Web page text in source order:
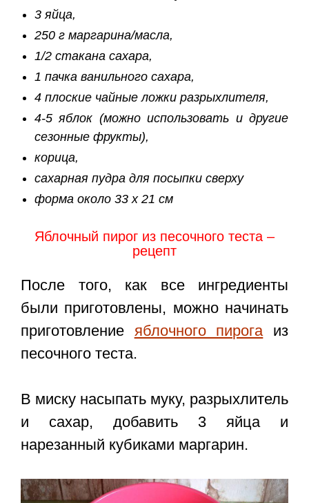
3 яйца,
250 г маргарина/масла,
1/2 стакана сахара,
1 пачка ванильного сахара,
4 плоские чайные ложки разрыхлителя,
4-5 яблок (можно использовать и другие
сезонные фрукты),
корица,
сахарная пудра для посыпки сверху
форма около 33 х 21 см
Яблочный пирог из песочного теста –
рецепт
После того, как все ингредиенты
были приготовлены, можно начинать
приготовление яблочного пирогаиз
песочного теста.
В миску насыпать муку, разрыхлитель
и сахар, добавить 3 яйца и
нарезанный кубиками маргарин.